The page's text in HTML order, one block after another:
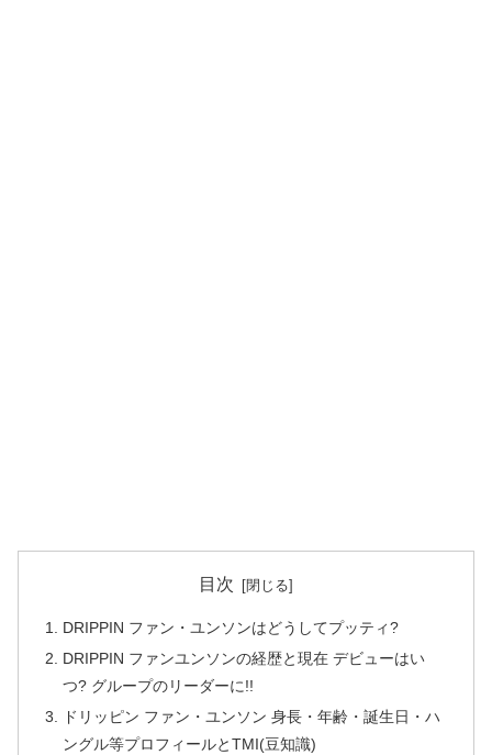
目次
DRIPPIN ファン・ユンソンはどうしてプッティ?
DRIPPIN ファンユンソンの経歴と現在 デビューはい
つ? グループのリーダーに!!
ドリッピン ファン・ユンソン 身長・年齢・誕生日・ハ
ングル等プロフィールとTMI(豆知識)